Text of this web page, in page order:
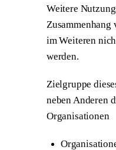
Weitere
Zusammenhang
im Weiteren
werden.
Zielgruppe
neben Anderen
Organisationen